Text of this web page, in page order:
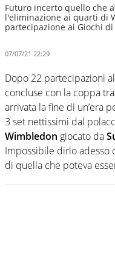
Futuro incerto quello che
l'eliminazione ai quarti di
partecipazione ai Giochi
07/07/21 22:29
Dopo 22 partecipazioni al
concluse con la coppa
arrivata la fine di un’era
3 set nettissimi dal
Wimbledon giocato da
Impossibile dirlo adesso
di quella che poteva